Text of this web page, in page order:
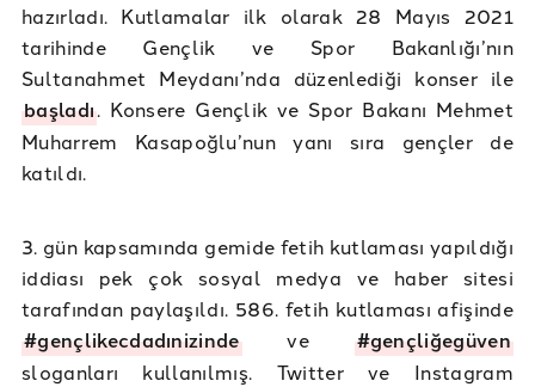
hazırladı. Kutlamalar ilk olarak 28 Mayıs 2021
tarihinde Gençlik ve Spor Bakanlığı’nın
Sultanahmet Meydanı’nda düzenlediği konser ile
başladı. Konsere Gençlik ve Spor Bakanı Mehmet
Muharrem Kasapoğlu’nun yanı sıra gençler de
katıldı.
3. gün kapsamında gemide fetih kutlaması yapıldığı
iddiası pek çok sosyal medya ve haber sitesi
tarafından paylaşıldı. 586. fetih kutlaması afişinde
#gençlikecdadınizindeve #gençliğegüven
sloganları kullanılmış. Twitter ve Instagram